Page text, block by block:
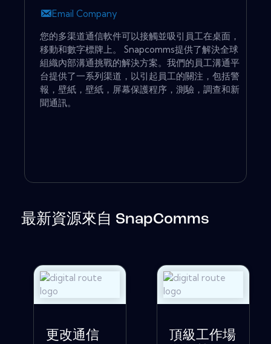
Email Company
您的多渠道通信軟件可以接觸並吸引員工在桌面，
移動和數字標牌上。 Snapcomms提供了解決全球
組織內部溝通挑戰的解決方案。我們的員工溝通平
台提供了一系列渠道，以引起員工的關注，包括警
報，壁紙，壁紙，屏幕保護程序，測驗，調查和新
聞通訊。
最新資源來自 SnapComms
更改通信
頂級工作場